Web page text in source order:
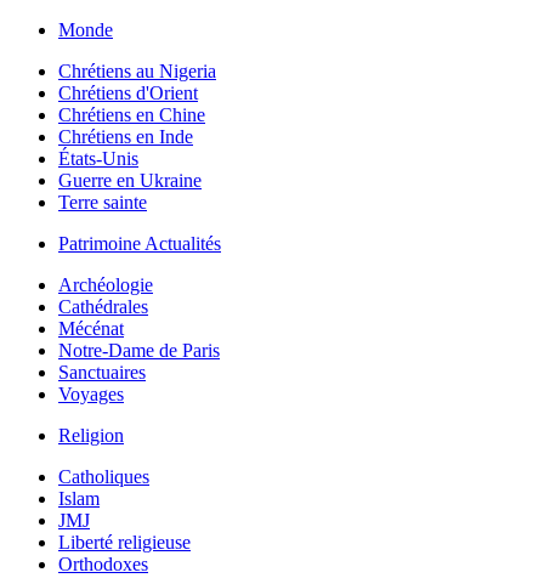
Monde
Chrétiens au Nigeria
Chrétiens d'Orient
Chrétiens en Chine
Chrétiens en Inde
États-Unis
Guerre en Ukraine
Terre sainte
Patrimoine Actualités
Archéologie
Cathédrales
Mécénat
Notre-Dame de Paris
Sanctuaires
Voyages
Religion
Catholiques
Islam
JMJ
Liberté religieuse
Orthodoxes